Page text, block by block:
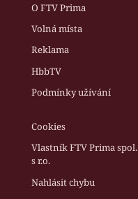
O FTV Prima
Volná místa
Reklama
HbbTV
Podmínky užívání
Cookies
Vlastník FTV Prima spol.
s r.o.
Nahlásit chybu